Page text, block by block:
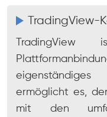
TradingView-
ermöglicht es,
mit den